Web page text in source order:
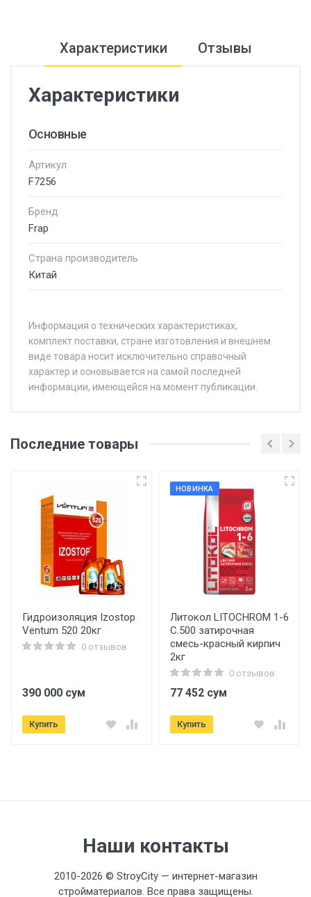
Характеристики Отзывы
Характеристики
Основные
Артикул
F7256
Бренд
Frap
Страна производитель
Китай
Информация о технических характеристиках,
комплект поставки, стране изготовления и внешнем
виде товара носит исключительно справочный
характер и основывается на самой последней
информации, имеющейся на момент публикации.
Последние товары
Гидроизоляция Izostop
Ventum 520 20кг
0 отзывов
390 000 сум
Купить
НОВИНКА
Литокол LITOCHROM 1-6
C.500 затирочная
смесь-красный кирпич
2кг
0 отзывов
77 452 сум
Купить
Наши контакты
2010-2026 © StroyCity — интернет-магазин
стройматериалов. Все права защищены.